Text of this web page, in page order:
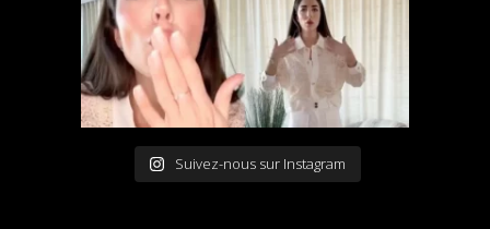
Suivez-nous sur Instagram